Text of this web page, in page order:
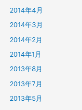
2014年4月
2014年3月
2014年2月
2014年1月
2013年8月
2013年7月
2013年5月